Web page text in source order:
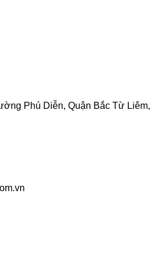
Phú Diễn, Quận Bắc Từ Liêm,